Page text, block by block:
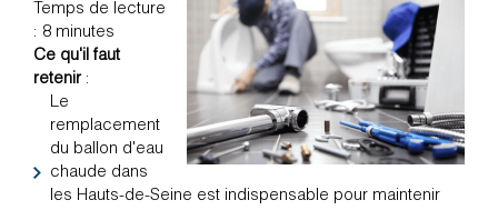
Temps de lecture
: 8 minutes
Ce qu'il faut
retenir:
Le
remplacement
du ballon d'eau
chaude dans
les Hauts-de-Seine est indispensable pour maintenir